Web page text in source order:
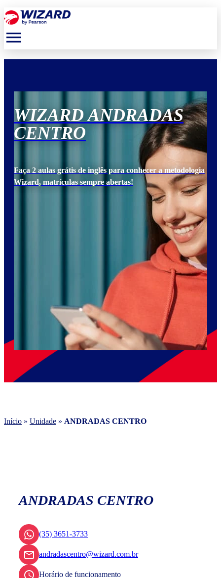
menu
WIZARD ANDRADAS
CENTRO
Faça 2 aulas grátis de inglês para conhecer a metodologia
Wizard, matrículas sempre abertas!
Início » Unidade » ANDRADAS CENTRO
ANDRADAS CENTRO
(35) 3651-3733
andradascentro@wizard.com.br
Horário de funcionamento